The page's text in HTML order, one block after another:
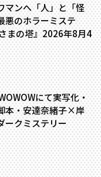
ンへ――「人」と「怪
悪のホラーミステ
まの塔』2026年8月4
にて実写化・
本・安達奈緒子×岸
ークミステリー